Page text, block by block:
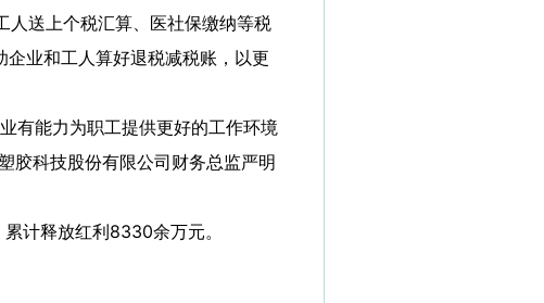
人送上个税汇算、医社保缴纳等税
业和工人算好退税减税账，以更
有能力为职工提供更好的工作环境
胶科技股份有限公司财务总监严明
计释放红利8330余万元。